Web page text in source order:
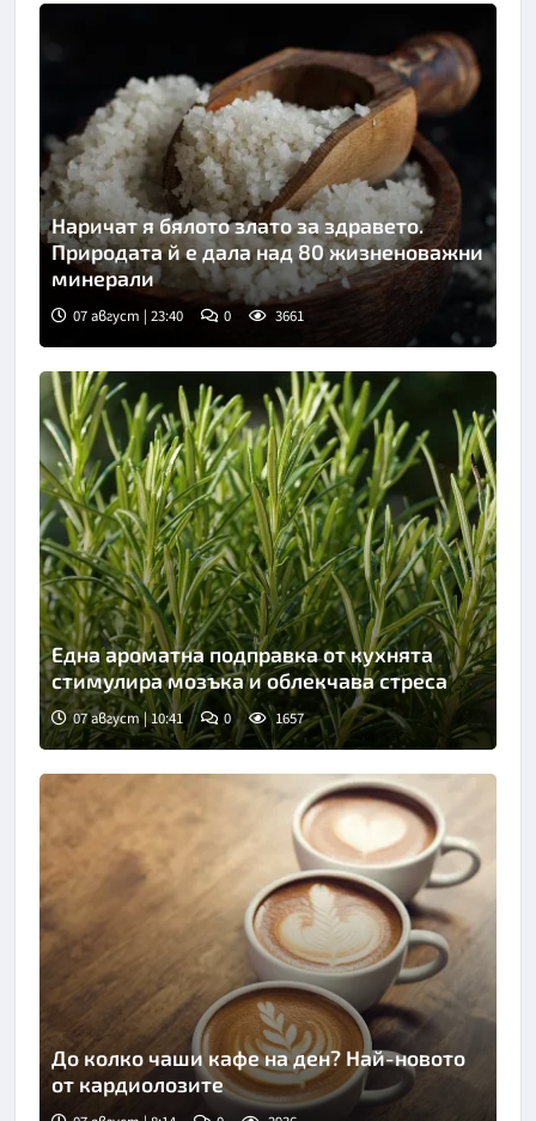
Наричат я бялото злато за здравето.
Природата й е дала над 80 жизненоважни
минерали
07 август | 23:40 0 3661
Снимка: Пиксабей
Една ароматна подправка от кухнята
стимулира мозъка и облекчава стреса
07 август | 10:41 0 1657
До колко чаши кафе на ден? Най-новото
от кардиолозите